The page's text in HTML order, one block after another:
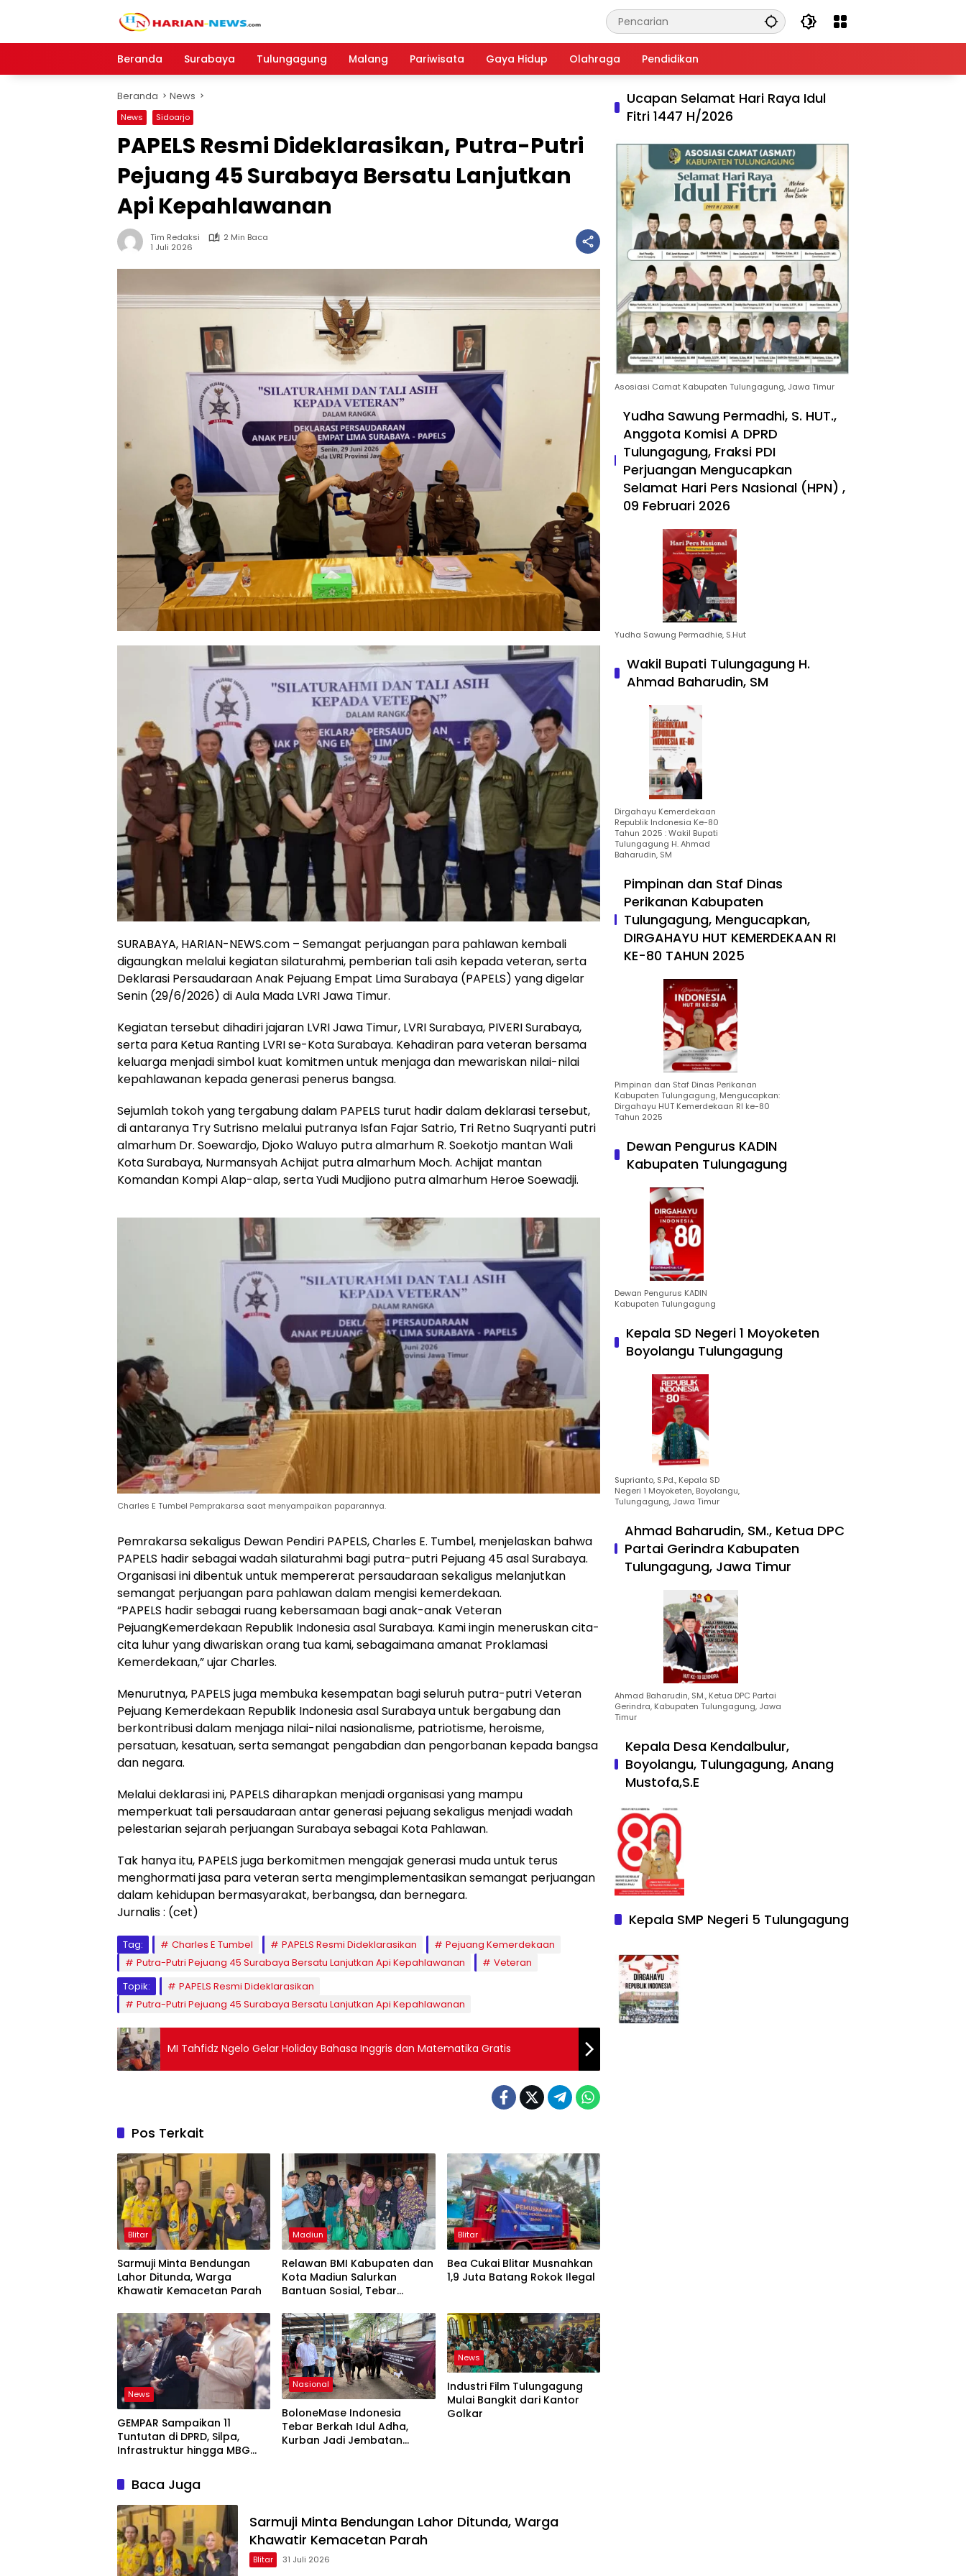
Beranda
Surabaya Tulungagung Malang Pariwisata Gaya Hidup Olahraga Pendidikan
Beranda News
News Sidoarjo
PAPELS Resmi Dideklarasikan, Putra-Putri
Pejuang 45 Surabaya Bersatu Lanjutkan
Api Kepahlawanan
Tim Redaksi
2 Min Baca
1 Juli 2026
SURABAYA, HARIAN-NEWS.com – Semangat perjuangan para pahlawan kembali
digaungkan melalui kegiatan silaturahmi, pemberian tali asih kepada veteran, serta
Deklarasi Persaudaraan Anak Pejuang Empat Lima Surabaya (PAPELS) yang digelar
Senin (29/6/2026) di Aula Mada LVRI Jawa Timur.
Kegiatan tersebut dihadiri jajaran LVRI Jawa Timur, LVRI Surabaya, PIVERI Surabaya,
serta para Ketua Ranting LVRI se-Kota Surabaya. Kehadiran para veteran bersama
keluarga menjadi simbol kuat komitmen untuk menjaga dan mewariskan nilai-nilai
kepahlawanan kepada generasi penerus bangsa.
Sejumlah tokoh yang tergabung dalam PAPELS turut hadir dalam deklarasi tersebut,
di antaranya Try Sutrisno melalui putranya Isfan Fajar Satrio, Tri Retno Suqryanti putri
almarhum Dr. Soewardjo, Djoko Waluyo putra almarhum R. Soekotjo mantan Wali
Kota Surabaya, Nurmansyah Achijat putra almarhum Moch. Achijat mantan
Komandan Kompi Alap-alap, serta Yudi Mudjiono putra almarhum Heroe Soewadji.
Charles E Tumbel Pemprakarsa saat menyampaikan paparannya.
Pemrakarsa sekaligus Dewan Pendiri PAPELS, Charles E. Tumbel, menjelaskan bahwa
PAPELS hadir sebagai wadah silaturahmi bagi putra-putri Pejuang 45 asal Surabaya.
Organisasi ini dibentuk untuk mempererat persaudaraan sekaligus melanjutkan
semangat perjuangan para pahlawan dalam mengisi kemerdekaan.
“PAPELS hadir sebagai ruang kebersamaan bagi anak-anak Veteran
PejuangKemerdekaan Republik Indonesia asal Surabaya. Kami ingin meneruskan cita-
cita luhur yang diwariskan orang tua kami, sebagaimana amanat Proklamasi
Kemerdekaan,” ujar Charles.
Menurutnya, PAPELS juga membuka kesempatan bagi seluruh putra-putri Veteran
Pejuang Kemerdekaan Republik Indonesia asal Surabaya untuk bergabung dan
berkontribusi dalam menjaga nilai-nilai nasionalisme, patriotisme, heroisme,
persatuan, kesatuan, serta semangat pengabdian dan pengorbanan kepada bangsa
dan negara.
Melalui deklarasi ini, PAPELS diharapkan menjadi organisasi yang mampu
memperkuat tali persaudaraan antar generasi pejuang sekaligus menjadi wadah
pelestarian sejarah perjuangan Surabaya sebagai Kota Pahlawan.
Tak hanya itu, PAPELS juga berkomitmen mengajak generasi muda untuk terus
menghormati jasa para veteran serta mengimplementasikan semangat perjuangan
dalam kehidupan bermasyarakat, berbangsa, dan bernegara.
Jurnalis : (cet)
Tag: Charles E Tumbel PAPELS Resmi Dideklarasikan
Pejuang Kemerdekaan
Putra-Putri Pejuang 45 Surabaya Bersatu Lanjutkan Api Kepahlawanan
Veteran
Topik:
PAPELS Resmi Dideklarasikan
Putra-Putri Pejuang 45 Surabaya Bersatu Lanjutkan Api Kepahlawanan
MI Tahfidz Ngelo Gelar Holiday Bahasa Inggris dan Matematika Gratis
Pos Terkait
Blitar
Sarmuji Minta Bendungan
Lahor Ditunda, Warga
Khawatir Kemacetan Parah
Madiun
Relawan BMI Kabupaten dan
Kota Madiun Salurkan
Bantuan Sosial, Tebar
yang Membutuhkan
Blitar
Bea Cukai Blitar Musnahkan
1,9 Juta Batang Rokok Ilegal
News
GEMPAR Sampaikan 11
Tuntutan di DPRD, Silpa,
Infrastruktur hingga MBG
Nasional
BoloneMase Indonesia
Tebar Berkah Idul Adha,
Kurban Jadi Jembatan
News
Industri Film Tulungagung
Mulai Bangkit dari Kantor
Golkar
Baca Juga
Sarmuji Minta Bendungan Lahor Ditunda, Warga
Khawatir Kemacetan Parah
Blitar 31 Juli 2026
Ucapan Selamat Hari Raya Idul
Fitri 1447 H/2026
Asosiasi Camat Kabupaten Tulungagung, Jawa Timur
Yudha Sawung Permadhi, S. HUT.,
Anggota Komisi A DPRD
Tulungagung, Fraksi PDI
Perjuangan Mengucapkan
Selamat Hari Pers Nasional (HPN) ,
09 Februari 2026
Yudha Sawung Permadhie, S.Hut
Wakil Bupati Tulungagung H.
Ahmad Baharudin, SM
Dirgahayu Kemerdekaan
Republik Indonesia Ke-80
Tahun 2025 : Wakil Bupati
Tulungagung H. Ahmad
Baharudin, SM
Pimpinan dan Staf Dinas
Perikanan Kabupaten
Tulungagung, Mengucapkan,
DIRGAHAYU HUT KEMERDEKAAN RI
KE-80 TAHUN 2025
Pimpinan dan Staf Dinas Perikanan
Kabupaten Tulungagung, Mengucapkan:
Dirgahayu HUT Kemerdekaan RI ke-80
Tahun 2025
Dewan Pengurus KADIN
Kabupaten Tulungagung
Dewan Pengurus KADIN
Kabupaten Tulungagung
Kepala SD Negeri 1 Moyoketen
Boyolangu Tulungagung
Suprianto, S.Pd., Kepala SD
Negeri 1 Moyoketen, Boyolangu,
Tulungagung, Jawa Timur
Ahmad Baharudin, SM., Ketua DPC
Partai Gerindra Kabupaten
Tulungagung, Jawa Timur
Ahmad Baharudin, SM., Ketua DPC Partai
Gerindra, Kabupaten Tulungagung, Jawa
Timur
Kepala Desa Kendalbulur,
Boyolangu, Tulungagung, Anang
Mustofa,S.E
Kepala SMP Negeri 5 Tulungagung